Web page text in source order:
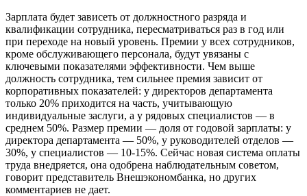
Зарплата будет зависеть от должностного разряда и
квалификации сотрудника, пересматриваться раз в год или
при переходе на новый уровень. Премии у всех сотрудников,
кроме обслуживающего персонала, будут увязаны с
ключевыми показателями эффективности. Чем выше
должность сотрудника, тем сильнее премия зависит от
корпоративных показателей: у директоров департамента
только 20% приходится на часть, учитывающую
индивидуальные заслуги, а у рядовых специалистов — в
среднем 50%. Размер премии — доля от годовой зарплаты: у
директора департамента — 50%, у руководителей отделов —
30%, у специалистов — 10-15%. Сейчас новая система оплаты
труда внедряется, она одобрена наблюдательным советом,
говорит представитель Внешэкономбанка, но других
комментариев не дает.